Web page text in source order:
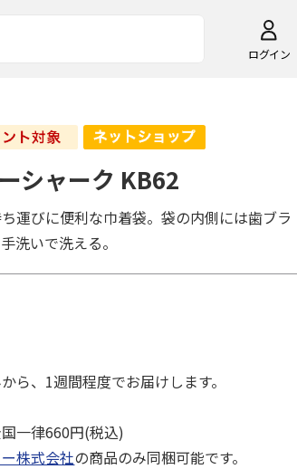
ログイン
シャーク KB62
運びに便利な巾着袋。袋の内側には歯ブラ
洗いで洗える。
ら、1週間程度でお届けします。
一律660円(税込)
株式会社の商品のみ同梱可能です。